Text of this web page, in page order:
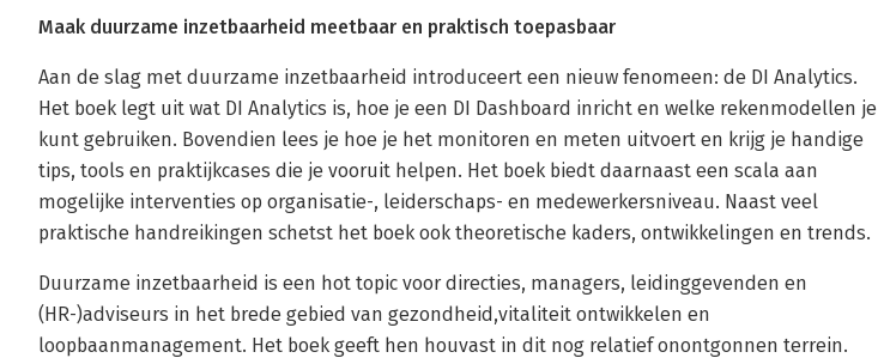
Maak duurzame inzetbaarheid meetbaar en praktisch toepasbaar
Aan de slag met duurzame inzetbaarheid introduceert een nieuw fenomeen: de DI Analytics.
Het boek legt uit wat DI Analytics is, hoe je een DI Dashboard inricht en welke rekenmodellen je
kunt gebruiken. Bovendien lees je hoe je het monitoren en meten uitvoert en krijg je handige
tips, tools en praktijkcases die je vooruit helpen. Het boek biedt daarnaast een scala aan
mogelijke interventies op organisatie-, leiderschaps- en medewerkersniveau. Naast veel
praktische handreikingen schetst het boek ook theoretische kaders, ontwikkelingen en trends.
Duurzame inzetbaarheid is een hot topic voor directies, managers, leidinggevenden en
(HR-)adviseurs in het brede gebied van gezondheid,vitaliteit ontwikkelen en
loopbaanmanagement. Het boek geeft hen houvast in dit nog relatief onontgonnen terrein.